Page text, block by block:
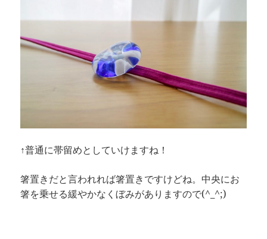
↑普通に帯留めとしていけますね！
箸置きだと言われれば箸置きですけどね。中央にお
箸を乗せる緩やかなくぼみがありますので(^_^;)